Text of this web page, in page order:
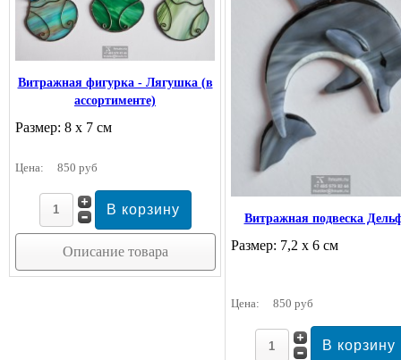
Витражная фигурка - Лягушка (в
ассортименте)
Размер: 8 х 7 см
Цена: 850 руб
Описание товара
Витражная подвеска
Размер: 7,2 х 6 см
Цена: 850 руб